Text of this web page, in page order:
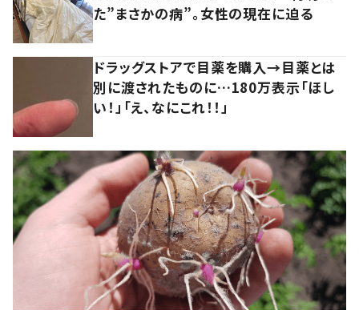
た”まさかの病”。女性の現在に迫る
ドラッグストアで目薬を購入→目薬とは
別に渡されたものに…180万表示「ほし
い！」「え、なにこれ！！」